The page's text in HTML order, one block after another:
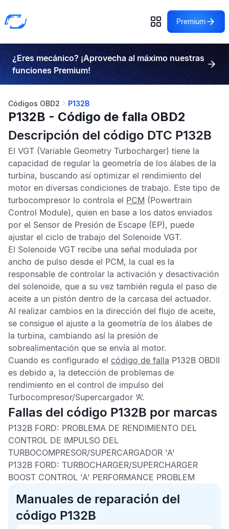
Premium
¿Eres mecánico? ¡Aprovecha al máximo nuestras
funciones Premium!
Códigos OBD2 P132B
P132B - Código de falla OBD2
Descripción del código DTC P132B
El VGT (Variable Geometry Turbocharger) tiene la
capacidad de regular la geometría de los álabes de la
turbina, buscando así optimizar el rendimiento del
motor en diversas condiciones de trabajo. Este tipo de
turbocompresor lo controla el PCM (Powertrain
Control Module), quien en base a los datos enviados
por el Sensor de Presión de Escape (EP), puede
ajustar el ciclo de trabajo del Solenoide VGT.
El Solenoide VGT recibe una señal modulada por
ancho de pulso desde el PCM, la cual es la
responsable de controlar la activación y desactivación
del solenoide, que a su vez también regula el paso de
aceite a un pistón dentro de la carcasa del actuador.
Al realizar cambios en la dirección del flujo de aceite,
se consigue el ajuste a la geometría de los álabes de
la turbina, cambiando así la presión de
sobrealimentación que se envía al motor.
Cuando es configurado el código de falla P132B OBDII
es debido a, la detección de problemas de
rendimiento en el control de impulso del
Turbocompresor/Supercargador ‘A’.
Fallas del código P132B por marcas
P132B FORD: PROBLEMA DE RENDIMIENTO DEL
CONTROL DE IMPULSO DEL
TURBOCOMPRESOR/SUPERCARGADOR 'A'
P132B FORD: TURBOCHARGER/SUPERCHARGER
BOOST CONTROL 'A' PERFORMANCE PROBLEM
Manuales de reparación del
código P132B